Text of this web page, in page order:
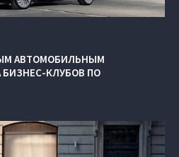
АВТОМОБИЛЬНЫМ
КЛУБОВ ПО